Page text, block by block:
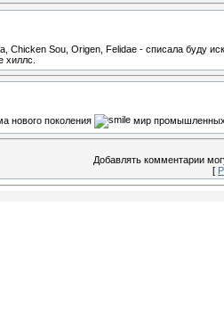
Chicken Sou, Origen, Felidae - списала буду
хиллс.
нового поколения мир промышленных
Добавлять комментарии
[